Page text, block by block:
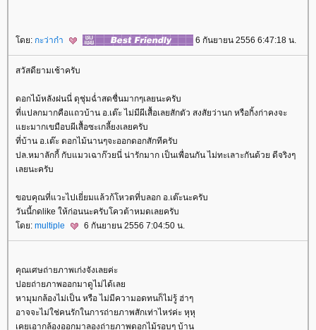
ดย: กะว่าก๋า 6 กันยายน 2556 6:47:18 น.
สวัสดียามเช้าครับ
ดอกไม้หลังฝนนี่ ดุชุ่มฉ่ำสดชื่นมากๆเลยนะครับ
ที่แปลกมากคือแถวบ้าน อ.เต๊ะ ไม่มีผีเสื้อเลยสักตัว สงสัยว่านก หรือกิ้งก่าคงจะ
ะมากเขมือบผีเสื้อซะเกลี้ยงเลยครับ
ที่บ้าน อ.เต๊ะ ดอกไม้นานๆจะออกดอกสักทีครับ
ปล.หมาลักกี้ กับแมวเฉาก๊วยนี่ น่ารักมาก เป็นเพื่อนกัน ไม่ทะเลาะกันด้วย ดีจริงๆ
เลยนะครับ
ขอบคุณที่แวะไปเยี่ยมแล้วก้โหวตที่บลอก อ.เต๊ะนะครับ
วันนี้กดlike ให้ก่อนนะครับโควต้าหมดเลยครับ
ดย: multiple 6 กันยายน 2556 7:04:50 น.
คุณเศษถ่ายภาพเก่งจังเลยค่ะ
ปอยถ่ายภาพออกมาดูไม่ได้เล
หามุมกล้องไม่เป็น หรือ ไม่มีความอดทนก็ไม่รู้ ฮ่าๆ
อาจจะไม่ใช่คนรักในการถ่ายภาพสักเท่าไหร่ค่ะ หุหุ
เคยเอากล้องออกมาลองถ่ายภาพดอกไม้รอบๆ บ้าน